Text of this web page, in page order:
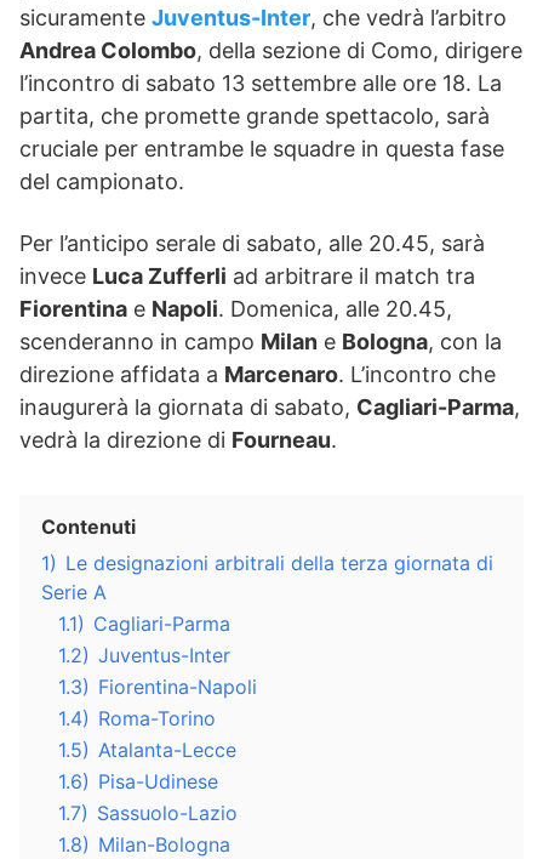
sicuramente Juventus-Inter, che vedrà l’arbitro
Andrea Colombo, della sezione di Como, dirigere
l’incontro di sabato 13 settembre alle ore 18. La
partita, che promette grande spettacolo, sarà
cruciale per entrambe le squadre in questa fase
del campionato.
Per l’anticipo serale di sabato, alle 20.45, sarà
invece Luca Zufferli ad arbitrare il match tra
Fiorentina e Napoli. Domenica, alle 20.45,
scenderanno in campo Milan e Bologna, con la
direzione affidata a Marcenaro. L’incontro che
inaugurerà la giornata di sabato, Cagliari-Parma,
vedrà la direzione di Fourneau.
Contenuti
1) Le designazioni arbitrali della terza giornata di
Serie A
1.1) Cagliari-Parma
1.2) Juventus-Inter
1.3) Fiorentina-Napoli
1.4) Roma-Torino
1.5) Atalanta-Lecce
1.6) Pisa-Udinese
1.7) Sassuolo-Lazio
1.8) Milan-Bologna